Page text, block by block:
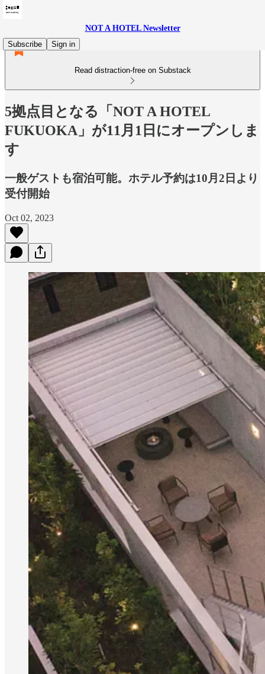
NOT A HOTEL Newsletter
Subscribe
Sign in
Read distraction-free on Substack
5拠点目となる「NOT A HOTEL
FUKUOKA」が11月1日にオープンしま
す
一般ゲストも宿泊可能。ホテル予約は10月2日より
受付開始
Oct 02, 2023